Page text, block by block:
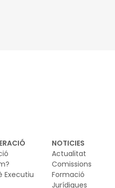
Executiu
NOTICIES
Actualitat
Comissions
Formació
Jurídiques